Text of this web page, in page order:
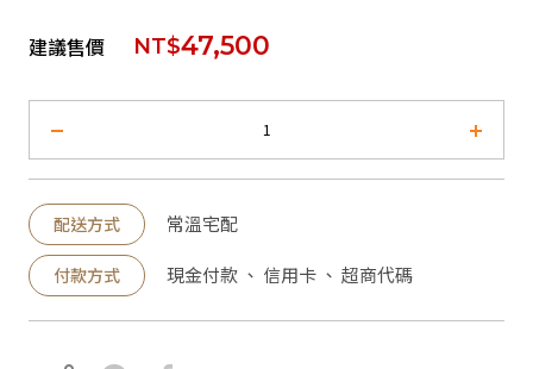
建議售價 NT$47,500
配送方式 常溫宅配
付款方式 現金付款 、 信用卡 、 超商代碼